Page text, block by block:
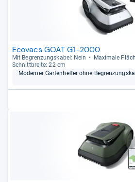
Ecovacs GOAT G1-2000
Mit Begren­zungs­ka­bel: Nein
Maxi­male
Schnitt­breite: 22 cm
Moder­ner Gar­ten­hel­fer ohne